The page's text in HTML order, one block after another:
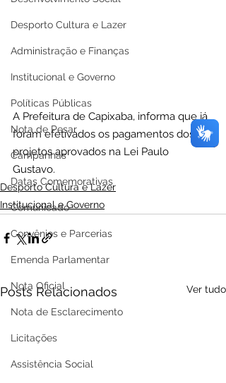
Desporto Cultura e Lazer
Administração e Finanças
Institucional e Governo
Políticas Públicas
Nota de Pesar
Campanhas
Datas Comemorativas
Comunicado
Convênios e Parcerias
Emenda Parlamentar
Nota Oficial
Nota de Esclarecimento
Licitações
Assistência Social
A Prefeitura de Capixaba, informa que já
foram efetivados os pagamentos dos
projetos aprovados na Lei Paulo
Gustavo.
Desporto Cultura e Lazer
Institucional e Governo
Posts Relacionados Ver tudo